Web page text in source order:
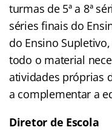
turmas de 5ª a 8ª
séries finais do
do Ensino
todo o material
atividades próprias
a complementar a
Diretor de Escola